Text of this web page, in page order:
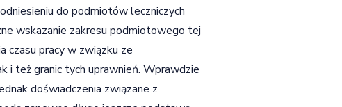
do podmiotów leczniczych
wskazanie zakresu podmiotowego tej
czasu pracy w związku ze
i też granic tych uprawnień. Wprawdzie
doświadczenia związane z